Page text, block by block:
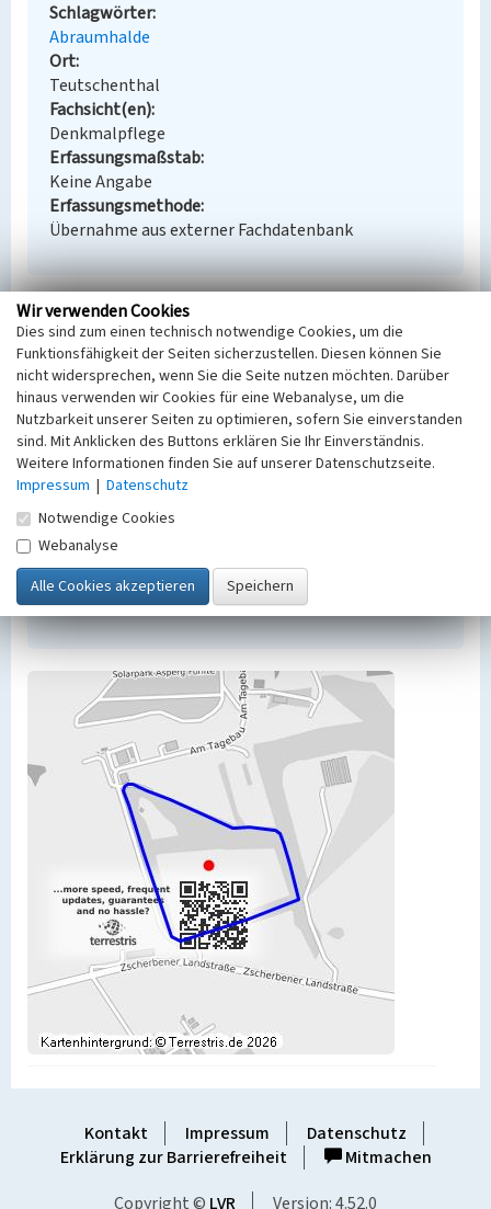
Schlagwörter
Abraumhalde
Ort
Teutschenthal
Fachsicht(en)
Denkmalpflege
Erfassungsmaßstab
Keine Angabe
Erfassungsmethode
Übernahme aus externer Fachdatenbank
Empfohlene Zitierweise
Urheberrechtlicher Hinweis
Der hier präsentierte Inhalt steht unter der freien
Lizenz dl-by-de/2.0 (Namensnennung). Die
angezeigten Medien unterliegen möglicherweise
zusätzlichen urheberrechtlichen Bedingungen, die
an diesen ausgewiesen sind.
Empfohlene Zitierweise
„Kippe Etzdorf”. In: KuLaDig,
Kultur.Landschaft.Digital. URL:
https://www.kuladig.de/Objektansicht/BKM-
41000183(Abgerufen: 9. August 2026)
Kontakt Impressum
Datenschutz
Erklärung zur Barrierefreiheit
Mitmachen
Copyright © LVR Version: 4.52.0
Wir verwenden Cookies
Dies sind zum einen technisch notwendige Cookies, um die
Funktionsfähigkeit der Seiten sicherzustellen. Diesen können Sie
nicht widersprechen, wenn Sie die Seite nutzen möchten. Darüber
hinaus verwenden wir Cookies für eine Webanalyse, um die
Nutzbarkeit unserer Seiten zu optimieren, sofern Sie einverstanden
sind. Mit Anklicken des Buttons erklären Sie Ihr Einverständnis.
Weitere Informationen finden Sie auf unserer Datenschutzseite.
Impressum | Datenschutz
Notwendige Cookies
Webanalyse